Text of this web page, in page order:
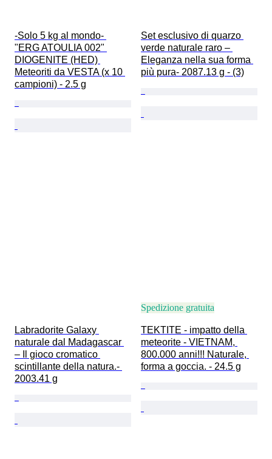
-Solo 5 kg al mondo-
"ERG ATOULIA 002"
DIOGENITE (HED)
Meteoriti da VESTA (x 10
campioni) - 2.5 g
Set esclusivo di quarzo
verde naturale raro –
Eleganza nella sua forma
più pura- 2087.13 g - (3)
Labradorite Galaxy
naturale dal Madagascar
– Il gioco cromatico
scintillante della natura.-
2003.41 g
Spedizione gratuita
TEKTITE - impatto della
meteorite - VIETNAM,
800.000 anni!!! Naturale,
forma a goccia. - 24.5 g